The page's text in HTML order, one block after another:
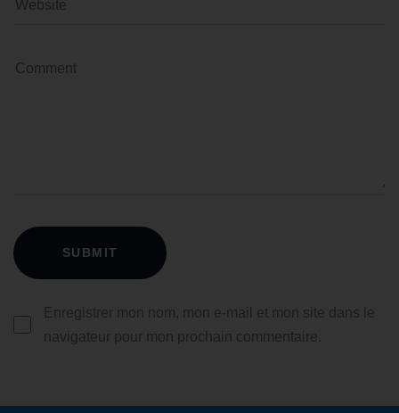
Enregistrer mon nom, mon e-mail et mon site dans le
navigateur pour mon prochain commentaire.